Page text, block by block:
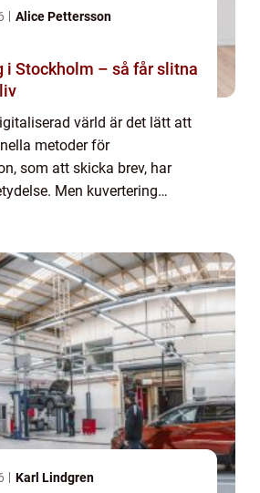
Alice Pettersson
i Stockholm – så får slitna
värld är det lätt att
metoder för
som att skicka brev, har
Men kuvertering
Karl Lindgren